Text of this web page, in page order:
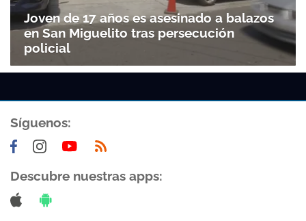
Joven de 17 años es asesinado a balazos
en San Miguelito tras persecución
policial
Síguenos:
Descubre nuestras apps: